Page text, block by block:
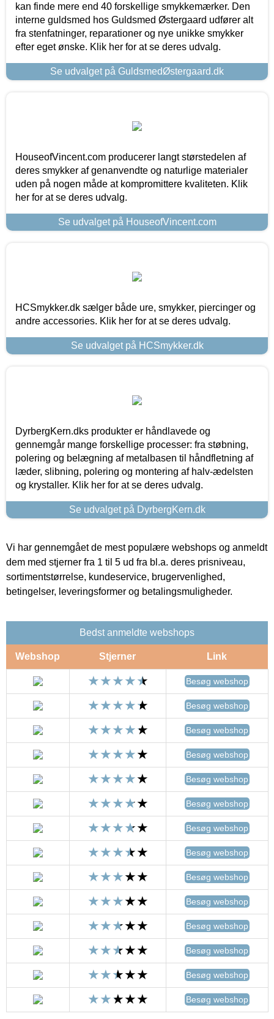
kan finde mere end 40 forskellige smykkemærker. Den
interne guldsmed hos Guldsmed Østergaard udfører alt
fra stenfatninger, reparationer og nye unikke smykker
efter eget ønske. Klik her for at se deres udvalg.
Se udvalget på GuldsmedØstergaard.dk
HouseofVincent.com producerer langt størstedelen af
deres smykker af genanvendte og naturlige materialer
uden på nogen måde at kompromittere kvaliteten. Klik
her for at se deres udvalg.
Se udvalget på HouseofVincent.com
HCSmykker.dk sælger både ure, smykker, piercinger og
andre accessories. Klik her for at se deres udvalg.
Se udvalget på HCSmykker.dk
DyrbergKern.dks produkter er håndlavede og
gennemgår mange forskellige processer: fra støbning,
polering og belægning af metalbasen til håndfletning af
læder, slibning, polering og montering af halv-ædelsten
og krystaller. Klik her for at se deres udvalg.
Se udvalget på DyrbergKern.dk
Vi har gennemgået de mest populære webshops og anmeldt
dem med stjerner fra 1 til 5 ud fra bl.a. deres prisniveau,
sortimentstørrelse, kundeservice, brugervenlighed,
betingelser, leveringsformer og betalingsmuligheder.
Bedst anmeldte webshops
Webshop Stjerner Link
Besøg webshop
Besøg webshop
Besøg webshop
Besøg webshop
Besøg webshop
Besøg webshop
Besøg webshop
Besøg webshop
Besøg webshop
Besøg webshop
Besøg webshop
Besøg webshop
Besøg webshop
Besøg webshop